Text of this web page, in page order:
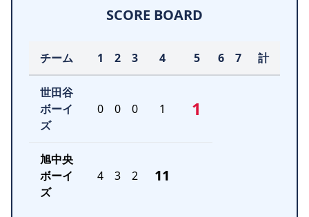
SCORE BOARD
チーム 1 2 3 4 5 6 7 計
世田谷
ボーイ
ズ
0 0 0 1 1
旭中央
ボーイ
ズ
4 3 2 11